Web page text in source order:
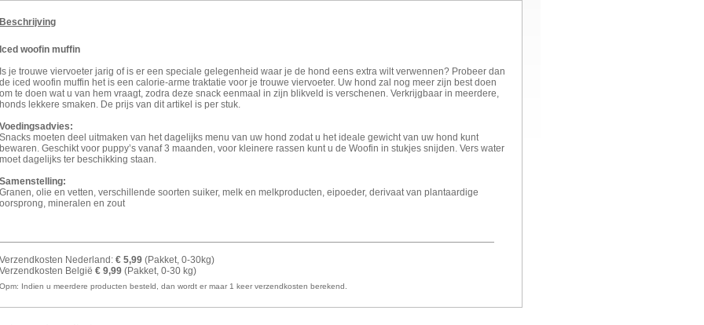
Beschrijving
Iced woofin muffin
Is je trouwe viervoeter jarig of is er een speciale gelegenheid waar je de hond eens extra wilt verwennen? Probeer dan
de iced woofin muffin het is een calorie-arme traktatie voor je trouwe viervoeter. Uw hond zal nog meer zijn best doen
om te doen wat u van hem vraagt, zodra deze snack eenmaal in zijn blikveld is verschenen. Verkrijgbaar in meerdere,
honds lekkere smaken. De prijs van dit artikel is per stuk.
Voedingsadvies:
Snacks moeten deel uitmaken van het dagelijks menu van uw hond zodat u het ideale gewicht van uw hond kunt
bewaren. Geschikt voor puppy’s vanaf 3 maanden, voor kleinere rassen kunt u de Woofin in stukjes snijden. Vers water
moet dagelijks ter beschikking staan.
Samenstelling:
Granen, olie en vetten, verschillende soorten suiker, melk en melkproducten, eipoeder, derivaat van plantaardige
oorsprong, mineralen en zout
Verzendkosten Nederland: € 5,99 (Pakket, 0-30kg)
Verzendkosten België € 9,99 (Pakket, 0-30 kg)
Opm: Indien u meerdere producten besteld, dan wordt er maar 1 keer verzendkosten berekend.